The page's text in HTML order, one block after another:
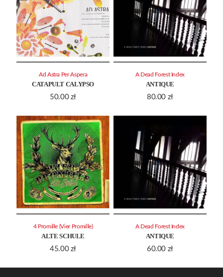
CATAPULT CALYPSO
50.00 zł
Ad Astra Per Aspera
ANTIQUE
80.00 zł
A Dead Forest Index
ALTE SCHULE
45.00 zł
4 Promille (Vier Promille)
ANTIQUE
60.00 zł
A Dead Forest Index